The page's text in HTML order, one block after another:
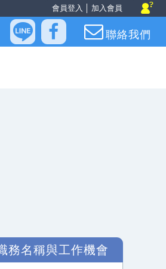
會員登入 加入會員
聯絡我們
務名稱與工作機會